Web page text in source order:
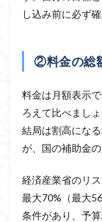
し込み前に必ず
②料金の総
料金は月額表示で
ろえて比べまし
結局は割高にな
が、国の補助金
経済産業省のリ
最大70%（最大
条件があり、予